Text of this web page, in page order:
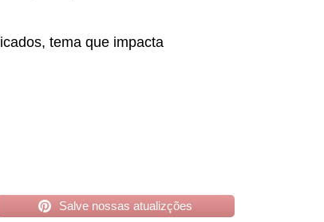
tema que impacta
Salve nossas atualizções